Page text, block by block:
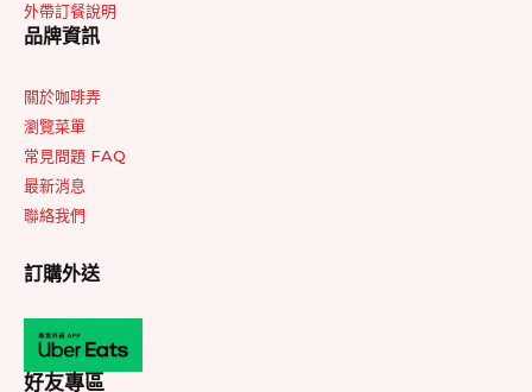
外帶訂餐說明
品牌資訊
關於咖啡弄
瀏覽菜單
常見問題 FAQ
最新消息
聯絡我們
訂購外送
好友專區